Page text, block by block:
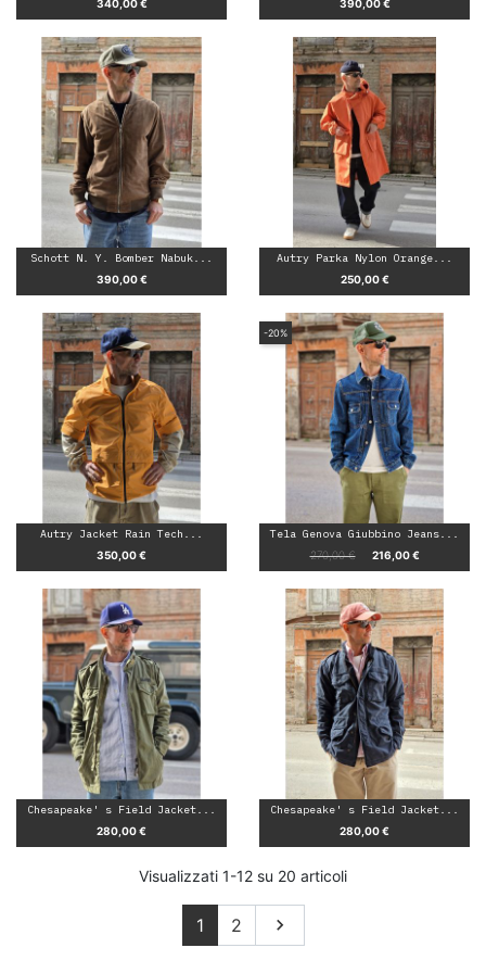
340,00 € 390,00 €
Schott N. Y. Bomber Nabuk...
Prezzo
390,00 €
Autry Parka Nylon Orange...
Prezzo
250,00 €
Autry Jacket Rain Tech...
Prezzo
350,00 €
Tela Genova Giubbino Jeans...
Prezzo base
270,00 € Prezzo
216,00 €
-20%
Chesapeake' s Field Jacket...
Prezzo
280,00 €
Chesapeake' s Field Jacket...
Prezzo
280,00 €
Visualizzati 1-12 su 20 articoli
1 2 Successivo
